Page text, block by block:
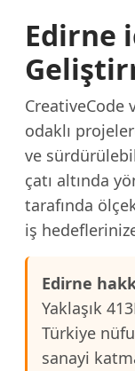
Edirne
CreativeCode
odaklı
ve
çatı altında
tarafında
iş
Edirne
Yaklaşık
Türkiye
sanayi